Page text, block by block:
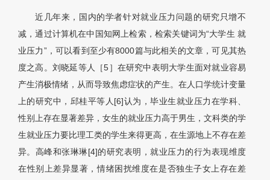
近几年来，国内的学者针对就业压力问题的研究只增不
减，通过计算机在中国知网上检索，检索关键词为“大学生 就
业压力”，可以看到至少有8000篇与此相关的文章，可见其热
度之高。刘晓延等人［5］在研究中表明大学生面对就业容易
产生消极情绪，从而导致焦虑症状的产生。在人口学统计变量
上的研究中，邱桂平等人[6]认为，毕业生就业压力在学科、
性别上存在显著差异，女生的就业压力高于男生，文科类的学
生就业压力要比理工类的学生来得更高，在生源地上不存在差
异。高峰和张琳琳[4]的研究表明，就业压力的行为表现维度
在性别上差异显著，情绪困扰维度在是否独生子女上存在差